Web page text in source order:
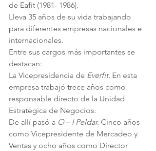
de Eafit (1981- 1986).
Lleva 35 años de su vida trabajando
para diferentes empresas nacionales e
internacionales.
Entre sus cargos más importantes se
destacan:
La Vicepresidencia de Everfit. En esta
empresa trabajó trece años como
responsable directo de la Unidad
Estratégica de Negocios.
De allí pasó a O – I Peldar. Cinco años
como Vicepresidente de Mercadeo y
Ventas y ocho años como Director